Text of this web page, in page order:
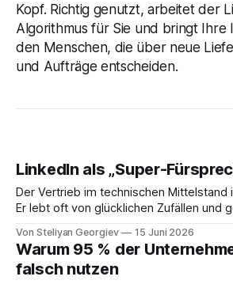
Kopf. Richtig genutzt, arbeitet der
Algorithmus für Sie und bringt Ihre
den Menschen, die über neue
und Aufträge entscheiden.
LinkedIn als „Super-
Der Vertrieb im technischen Mittelstand
Er lebt oft von glücklichen Zufällen und
diese Variablen eliminiert. Jemand, der
Ihrer Branche persönlich kennt. Jemand,
wo Bedarf entsteht, und Ihnen Aufträge
Von Steliyan Georgiev 15 Juni 2026
Warum 95 % der
falsch nutzen